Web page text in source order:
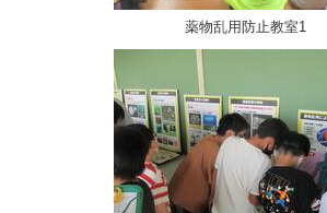
薬物乱用防止教室1